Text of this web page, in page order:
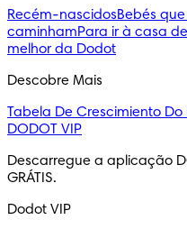
Recém-nascidosBebés
caminhamPara ir à casa
melhor da Dodot
Descobre Mais
Tabela De Crescimiento Do
DODOT VIP
Descarregue a aplicação
GRÁTIS.
Dodot VIP